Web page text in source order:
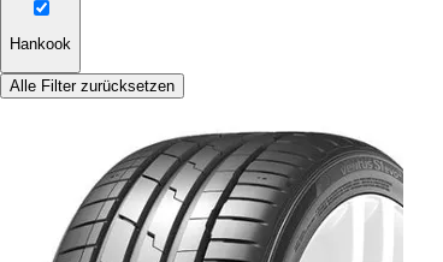
Hankook
Alle Filter zurücksetzen